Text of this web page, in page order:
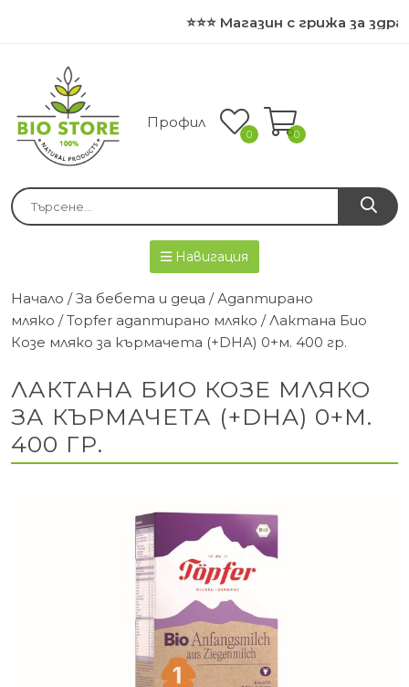
⭐⭐⭐ Магазин с грижа за
Профил
0 0
Навигация
Начало /За бебета и деца /Адаптирано
мляко /Topfer адаптирано мляко / Лактана Био
Козе мляко за кърмачета (+DHA) 0+м. 400 гр.
ЛАКТАНА БИО КОЗЕ МЛЯКО
ЗА КЪРМАЧЕТА (+DHA) 0+М.
400 ГР.